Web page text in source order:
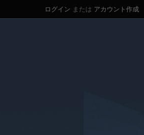
ログイン または アカウント作成